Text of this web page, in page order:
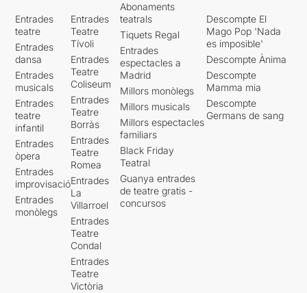
Entrades
teatre
Entrades
dansa
Entrades
musicals
Entrades
teatre
infantil
Entrades
òpera
Entrades
improvisació
Entrades
monòlegs
Entrades
Teatre
Tívoli
Entrades
Teatre
Coliseum
Entrades
Teatre
Borràs
Entrades
Teatre
Romea
Entrades
La
Villarroel
Entrades
Teatre
Condal
Entrades
Teatre
Victòria
Abonaments
teatrals
Tiquets Regal
Entrades
espectacles a
Madrid
Millors monòlegs
Millors musicals
Millors espectacles
familiars
Black Friday
Teatral
Guanya entrades
de teatre gratis -
concursos
Descompte El
Mago Pop 'Nada
es imposible'
Descompte Ànima
Descompte
Mamma mia
Descompte
Germans de sang